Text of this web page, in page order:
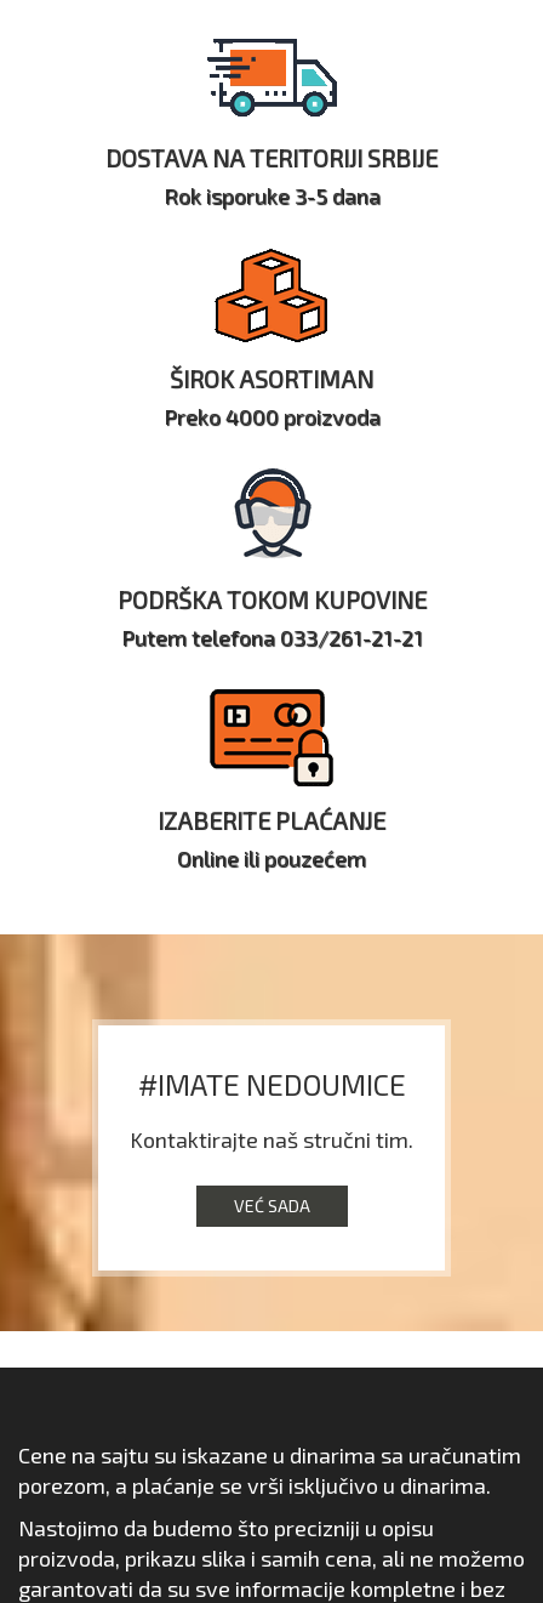
DOSTAVA NA TERITORIJI SRBIJE
Rok isporuke 3-5 dana
ŠIROK ASORTIMAN
Preko 4000 proizvoda
PODRŠKA TOKOM KUPOVINE
Putem telefona 033/261-21-21
IZABERITE PLAĆANJE
Online ili pouzećem
#IMATE NEDOUMICE
Kontaktirajte naš stručni tim.
VEĆ SADA
Cene na sajtu su iskazane u dinarima sa uračunatim
porezom, a plaćanje se vrši isključivo u dinarima.
Nastojimo da budemo što precizniji u opisu
proizvoda, prikazu slika i samih cena, ali ne možemo
garantovati da su sve informacije kompletne i bez